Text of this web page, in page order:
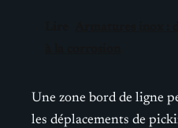
Une zone bord de ligne
les déplacements de